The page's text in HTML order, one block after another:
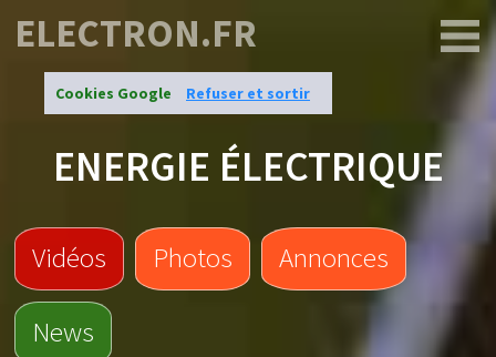
Cookies Google Refuser et sortir
ELECTRON.FR
ENERGIE ÉLECTRIQUE
Vidéos Photos Annonces
News